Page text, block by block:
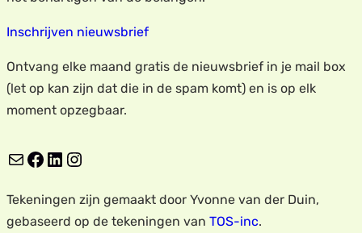
Inschrijven nieuwsbrief
Ontvang elke maand gratis de nieuwsbrief in je mail box
(let op kan zijn dat die in de spam komt) en is op elk
moment opzegbaar.
E-mail Facebook LinkedIn Instagram
Tekeningen zijn gemaakt door Yvonne van der Duin,
gebaseerd op de tekeningen van TOS-inc.